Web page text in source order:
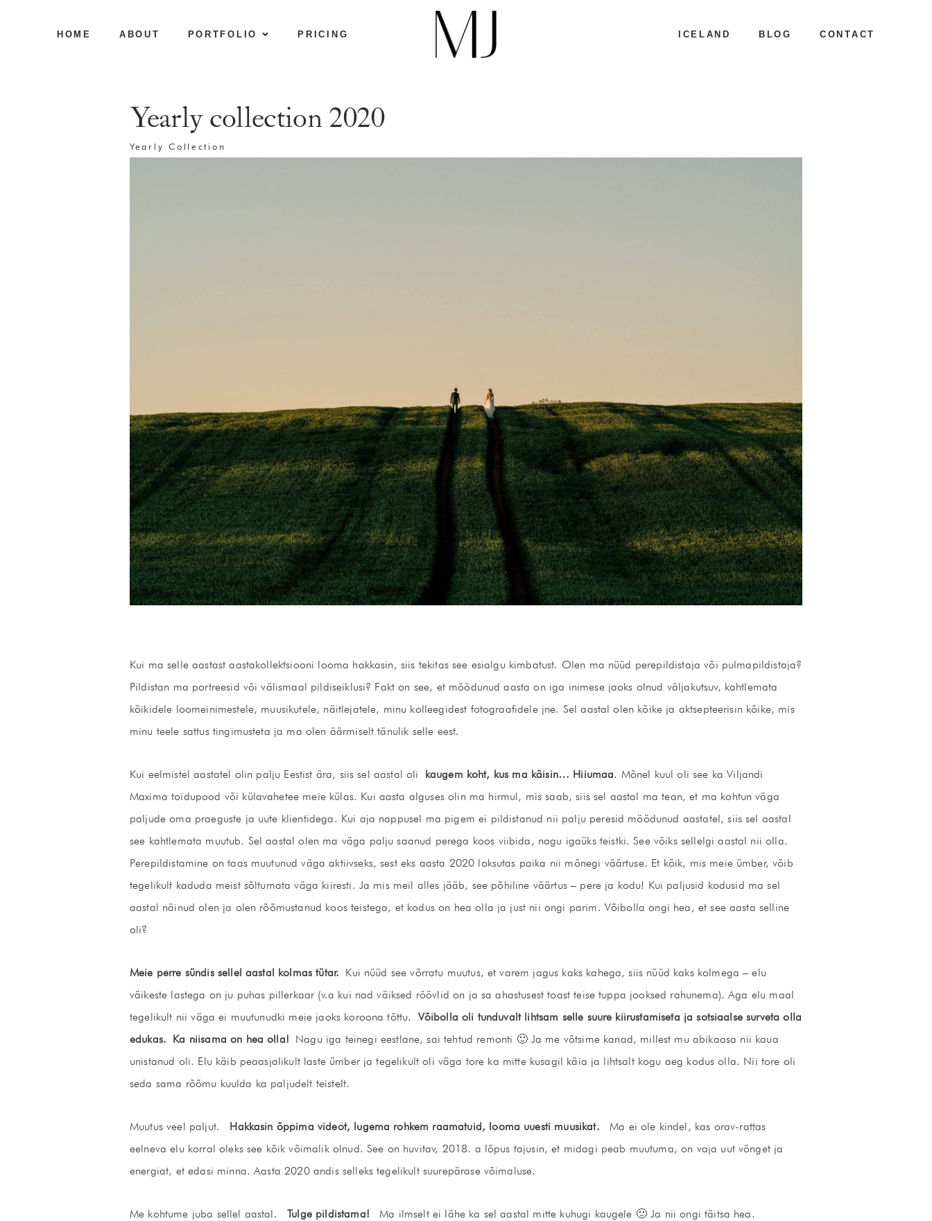
HOME ABOUT PORTFOLIO PRICING ICELAND BLOG CONTACT
Yearly collection 2020
Yearly Collection
Kui ma selle aastast aastakollektsiooni looma hakkasin, siis tekitas see esialgu kimbatust. Olen ma nüüd perepildistaja või pulmapildistaja?
Pildistan ma portreesid või välismaal pildiseiklusi? Fakt on see, et möödunud aasta on iga inimese jaoks olnud väljakutsuv, kahtlemata
kõikidele loomeinimestele, muusikutele, näitlejatele, minu kolleegidest fotograafidele jne. Sel aastal olen kõike ja aktsepteerisin kõike, mis
minu teele sattus tingimusteta ja ma olen äärmiselt tänulik selle eest.
Kui eelmistel aastatel olin palju Eestist ära, siis sel aastal oli kaugem koht, kus ma käisin… Hiiumaa. Mõnel kuul oli see ka Viljandi
Maxima toidupood või külavahetee meie külas. Kui aasta alguses olin ma hirmul, mis saab, siis sel aastal ma tean, et ma kohtun väga
paljude oma praeguste ja uute klientidega. Kui aja nappusel ma pigem ei pildistanud nii palju peresid möödunud aastatel, siis sel aastal
see kahtlemata muutub. Sel aastal olen ma väga palju saanud perega koos viibida, nagu igaüks teistki. See võiks sellelgi aastal nii olla.
Perepildistamine on taas muutunud väga aktiivseks, sest eks aasta 2020 loksutas paika nii mõnegi väärtuse. Et kõik, mis meie ümber, võib
tegelikult kaduda meist sõltumata väga kiiresti. Ja mis meil alles jääb, see põhiline väärtus – pere ja kodu! Kui paljusid kodusid ma sel
aastal näinud olen ja olen rõõmustanud koos teistega, et kodus on hea olla ja just nii ongi parim. Võibolla ongi hea, et see aasta selline
oli?
Meie perre sündis sellel aastal kolmas tütar. Kui nüüd see võrratu muutus, et varem jagus kaks kahega, siis nüüd kaks kolmega – elu
väikeste lastega on ju puhas pillerkaar (v.a kui nad väiksed röövlid on ja sa ahastusest toast teise tuppa jooksed rahunema). Aga elu maal
tegelikult nii väga ei muutunudki meie jaoks koroona tõttu. Võibolla oli tunduvalt lihtsam selle suure kiirustamiseta ja sotsiaalse surveta olla
edukas. Ka niisama on hea olla! Nagu iga teinegi eestlane, sai tehtud remonti 🙂 Ja me võtsime kanad, millest mu abikaasa nii kaua
unistanud oli. Elu käib peaasjalikult laste ümber ja tegelikult oli väga tore ka mitte kusagil käia ja lihtsalt kogu aeg kodus olla. Nii tore oli
seda sama rõõmu kuulda ka paljudelt teistelt.
Muutus veel paljut. Hakkasin õppima videot, lugema rohkem raamatuid, looma uuesti muusikat. Ma ei ole kindel, kas orav-rattas
eelneva elu korral oleks see kõik võimalik olnud. See on huvitav, 2018. a lõpus tajusin, et midagi peab muutuma, on vaja uut võnget ja
energiat, et edasi minna. Aasta 2020 andis selleks tegelikult suurepärase võimaluse.
Me kohtume juba sellel aastal.Tulge pildistama! Ma ilmselt ei lähe ka sel aastal mitte kuhugi kaugele 🙂 Ja nii ongi täitsa hea.